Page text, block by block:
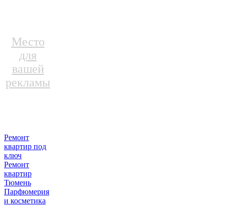
Место
для
вашей
рекламы
Ремонт
квартир под
ключ
Ремонт
квартир
Тюмень
Парфюмерия
и косметика